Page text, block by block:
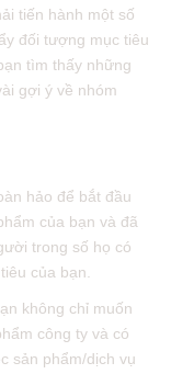
tiến hành một số
đối tượng mục tiêu
tìm thấy những
gợi ý về nhóm
hảo để bắt đầu
của bạn và đã
trong số họ có
của bạn.
không chỉ muốn
công ty và có
sản phẩm/dịch vụ